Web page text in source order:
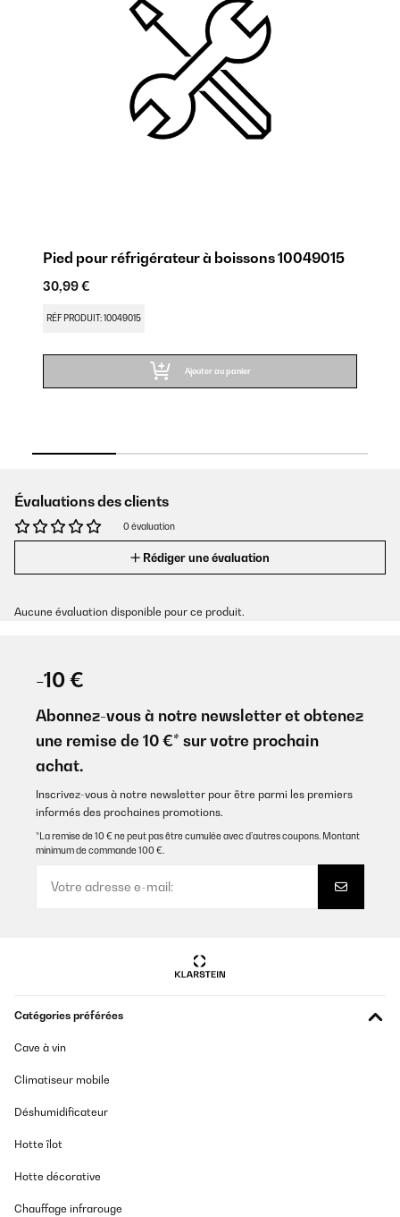
Pied pour réfrigérateur à boissons 10049015
30,99 €
RÉF PRODUIT: 10049015
Ajouter au panier
Évaluations des clients
0 évaluation
Rédiger une évaluation
Aucune évaluation disponible pour ce produit.
-10 €
Abonnez-vous à notre newsletter et obtenez
une remise de 10 €* sur votre prochain
achat.
Inscrivez-vous à notre newsletter pour être parmi les premiers
informés des prochaines promotions.
*La remise de 10 € ne peut pas être cumulée avec d’autres coupons. Montant
minimum de commande 100 €.
Catégories préférées
Cave à vin
Climatiseur mobile
Déshumidificateur
Hotte îlot
Hotte décorative
Chauffage infrarouge